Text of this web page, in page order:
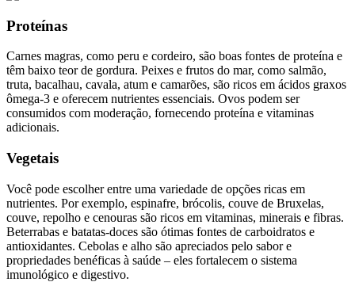
Proteínas
Carnes magras, como peru e cordeiro, são boas fontes de proteína e
têm baixo teor de gordura. Peixes e frutos do mar, como salmão,
truta, bacalhau, cavala, atum e camarões, são ricos em ácidos graxos
ômega-3 e oferecem nutrientes essenciais. Ovos podem ser
consumidos com moderação, fornecendo proteína e vitaminas
adicionais.
Vegetais
Você pode escolher entre uma variedade de opções ricas em
nutrientes. Por exemplo, espinafre, brócolis, couve de Bruxelas,
couve, repolho e cenouras são ricos em vitaminas, minerais e fibras.
Beterrabas e batatas-doces são ótimas fontes de carboidratos e
antioxidantes. Cebolas e alho são apreciados pelo sabor e
propriedades benéficas à saúde – eles fortalecem o sistema
imunológico e digestivo.